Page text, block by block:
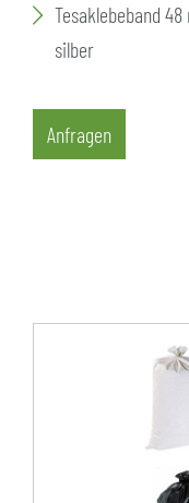
Tesaklebeband
silber
Anfragen